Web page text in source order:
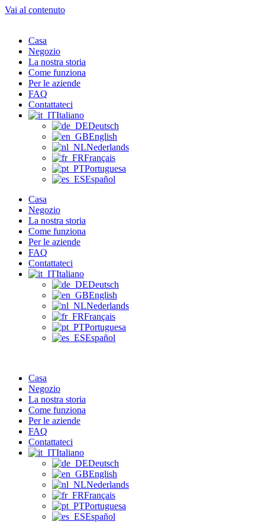
Vai al contenuto
Casa
Negozio
La nostra storia
Come funziona
Per le aziende
FAQ
Contattateci
Italiano
Deutsch
English
Nederlands
Français
Portuguesa
Español
Casa
Negozio
La nostra storia
Come funziona
Per le aziende
FAQ
Contattateci
Italiano
Deutsch
English
Nederlands
Français
Portuguesa
Español
Casa
Negozio
La nostra storia
Come funziona
Per le aziende
FAQ
Contattateci
Italiano
Deutsch
English
Nederlands
Français
Portuguesa
Español